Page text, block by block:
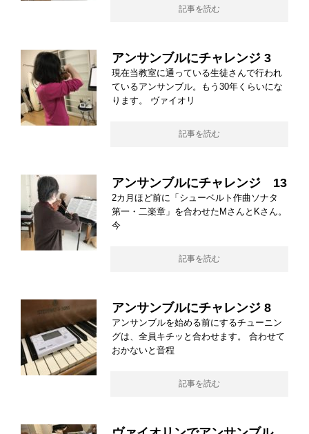
記事を読む
アンサンブルにチャレンジ 3
現在当教室に通っている生徒さんで行われ
ているアンサンブル。もう30年くらいにな
ります。 ヴァイオリ
記事を読む
アンサンブルにチャレンジ 13
2カ月ほど前に「シューベルト作曲ソナタ
第一・二楽章」を合わせたMさんとKさん。
今
記事を読む
アンサンブルにチャレンジ 8
アンサンブルを始める前にするチューニン
グは、全員キチッと合わせます。 合わせて
おかないと音程
記事を読む